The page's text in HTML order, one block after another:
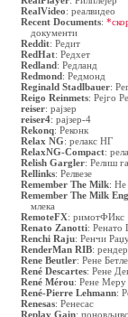
RealVideo: реалвидео
Recent Documents:
документи
Reddit: Редит
RedHat: Редхет
Redland: Редланд
Redmond: Редмонд
Reginald Stadlbauer:
Reigo Reinmets: Рејго
reiser: рајзер
reiser4: рајзер-4
Rekonq: Реконк
Relax NG: релакс НГ
RelaxNG-Compact:
Relish Gargler: Релиш
Rellinks: Релвезе
Remember The Milk: Не
Remember The Milk
млека
RemoteFX: римотФИкс
Renato Zanotti: Ренато
Renchi Raju: Ренчи
RenderMan RIB:
Rene Beutler: Рене
René Descartes: Рене
René Mérou: Рене Меру
René-Pierre Lehmann:
Renesas: Ренесас
Replay Gain: